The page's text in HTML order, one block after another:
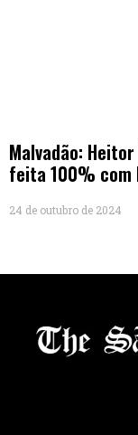
Malvadão:
feita 100%
24 de outubro de 2024